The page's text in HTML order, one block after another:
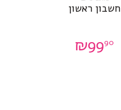
חשבון ראשון
₪9990